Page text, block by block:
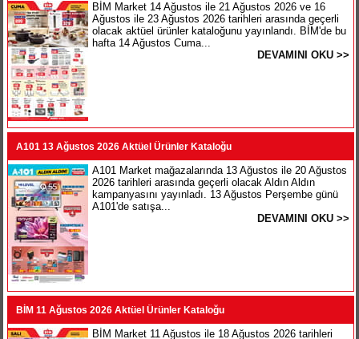
BİM Market 14 Ağustos ile 21 Ağustos 2026 ve 16
Ağustos ile 23 Ağustos 2026 tarihleri arasında geçerli
olacak aktüel ürünler kataloğunu yayınlandı. BİM'de bu
hafta 14 Ağustos Cuma...
DEVAMINI OKU >>
A101 13 Ağustos 2026 Aktüel Ürünler Kataloğu
A101 Market mağazalarında 13 Ağustos ile 20 Ağustos
2026 tarihleri arasında geçerli olacak Aldın Aldın
kampanyasını yayınladı. 13 Ağustos Perşembe günü
A101'de satışa...
DEVAMINI OKU >>
BİM 11 Ağustos 2026 Aktüel Ürünler Kataloğu
BİM Market 11 Ağustos ile 18 Ağustos 2026 tarihleri